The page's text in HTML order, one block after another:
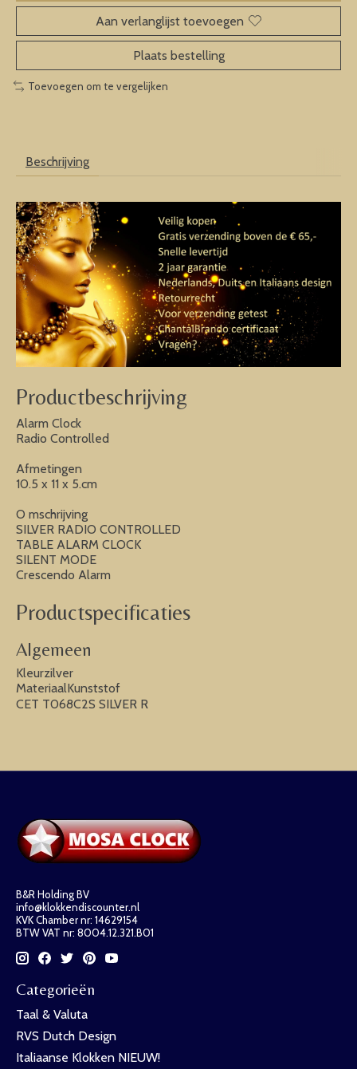
Aan verlanglijst toevoegen
Plaats bestelling
Toevoegen om te vergelijken
Beschrijving
Productbeschrijving
Alarm Clock
Radio Controlled
Afmetingen
10.5 x 11 x 5.cm
O mschrijving
SILVER RADIO CONTROLLED
TABLE ALARM CLOCK
SILENT MODE
Crescendo Alarm
Productspecificaties
Algemeen
Kleurzilver
MateriaalKunststof
CET T068C2S SILVER R
B&R Holding BV
info@klokkendiscounter.nl
KVK Chamber nr: 14629154
BTW VAT nr: 8004.12.321.B01
Categorieën
Taal & Valuta
RVS Dutch Design
Italiaanse Klokken NIEUW!